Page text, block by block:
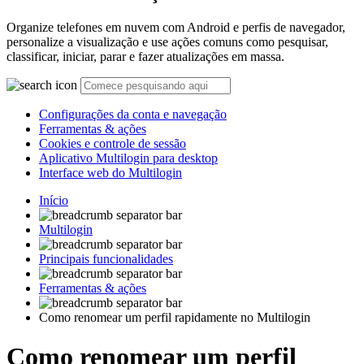
Organize telefones em nuvem com Android e perfis de navegador,
personalize a visualização e use ações comuns como pesquisar,
classificar, iniciar, parar e fazer atualizações em massa.
Configurações da conta e navegação
Ferramentas & ações
Cookies e controle de sessão
Aplicativo Multilogin para desktop
Interface web do Multilogin
Início
Multilogin
Principais funcionalidades
Ferramentas & ações
Como renomear um perfil rapidamente no Multilogin
Como renomear um perfil